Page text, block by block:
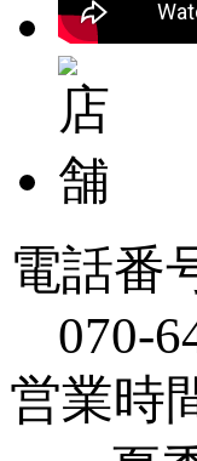
電話番
070-
営業時